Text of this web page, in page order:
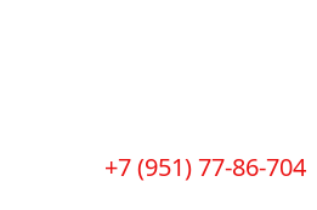
+7 (951) 77-86-704